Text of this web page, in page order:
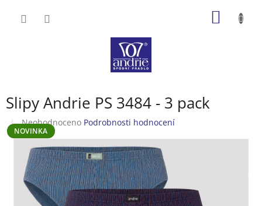
Slipy Andrie PS 3484 - 3 pack
NOVINKA
Průměrné
hodnocení
produktu
0,0
z
5
hvězdiček.
Neohodnoceno Podrobnosti hodnocení